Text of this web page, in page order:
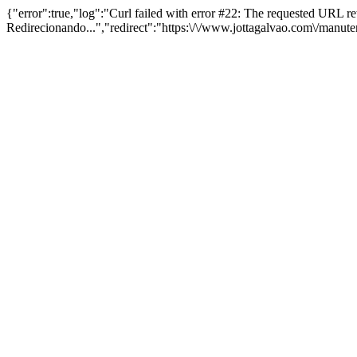
{"error":true,"log":"Curl failed with error #22: The requested URL
Redirecionando...","redirect":"https:\/\/www.jottagalvao.com\/